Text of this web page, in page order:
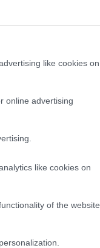
like cookies on
online advertising
like cookies on
of the website
τα με λίγο